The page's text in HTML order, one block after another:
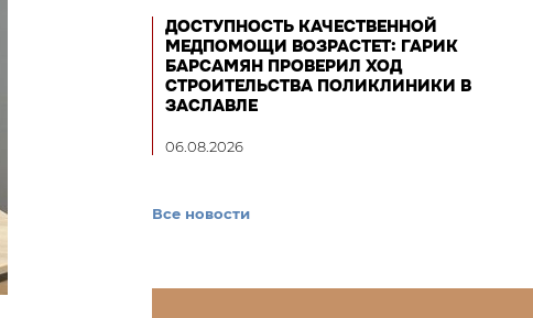
ДОСТУПНОСТЬ КАЧЕСТВЕННОЙ
МЕДПОМОЩИ ВОЗРАСТЕТ: ГАРИК
БАРСАМЯН ПРОВЕРИЛ ХОД
СТРОИТЕЛЬСТВА ПОЛИКЛИНИКИ В
ЗАСЛАВЛЕ
06.08.2026
Все новости